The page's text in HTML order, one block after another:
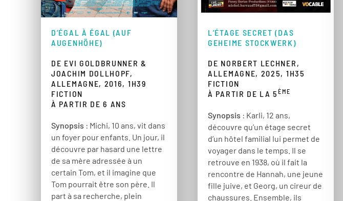
D’ÉGAL À ÉGAL (AUF
AUGENHÖHE)
DE EVI GOLDBRUNNER &
JOACHIM DOLLHOPF,
ALLEMAGNE, 2016, 1H39
FICTION
À PARTIR DE 6 ANS
Synopsis : Michi, 10 ans, vit dans
un foyer pour enfants. Un jour, il
découvre par hasard une lettre
de sa mère adressée à un
certain Tom, et il imagine que
Tom pourrait être son père. Il
part à sa recherche, plein
L’ÉTAGE SECRET (DAS
GEHEIME STOCKWERK)
DE NORBERT LECHNER,
ALLEMAGNE, 2025, 1H35
FICTION
À PARTIR DE LA 5ÈME
Synopsis : Karli, 12 ans,
découvre qu’un étage secret
d’un hôtel familial lui permet de
voyager dans le temps. Il se
retrouve en 1938, où il fait la
rencontre de Hannah, une jeune
fille juive, et Georg, un cireur de
chaussures. Ensemble, ils